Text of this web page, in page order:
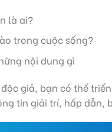
là ai?
trong cuộc sống?
nội dung gì
giả, bạn có thể
tin giải trí, hấp dẫn,